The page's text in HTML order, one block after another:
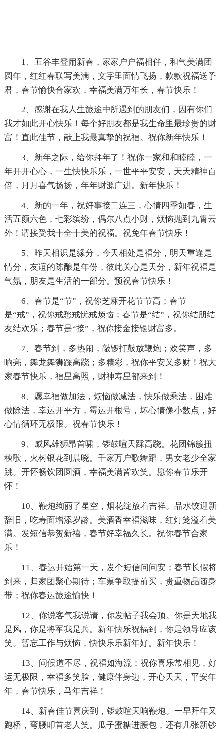
1、五谷丰登闹新春，家家户户福相伴，和气美满团
圆年，红红春联写美满，文字里面情飞扬，款款祝福送予
君，春节愉快合家欢，幸福美满万年长，春节快乐！
2、感谢在我人生旅途中所遇到的朋友们，因有你们
我才如此开心快乐！每个好朋友都是我生命里最珍贵的财
富！直此佳节，献上我最真挚的祝福。祝你新年快乐！
3、新年之际，给你拜年了！祝你一家和和睦睦，一
年开开心心，一生快快乐乐，一世平平安安，天天精神百
倍，月月喜气扬扬，年年财源广进。新年快乐！
4、新的一年，祝好事接二连三，心情四季如春，生
活五颜六色，七彩缤纷，偶尔八点小财，烦恼抛到九霄云
外！请接受我十全十美的祝福。祝免年春节快乐！
5、昨天相识是缘分，今天相处是福分，明天重逢是
情分，友谊的陈酿是年份，彼此关心是天分，新年祝福是
气氛，朋友是生活的一部分。预祝春节快乐！
6、春节是“节”，祝你芝麻开花节节高；春节
是“戒”，祝你戒愁戒忧戒烦恼；春节是“结”，祝你结朋结
友结欢乐；春节是“接”，祝你接金接银财富多。
7、春节到，多热闹，敲锣打鼓放鞭炮；欢笑声，多
响亮，舞龙舞狮踩高跷；多精彩，祝你平安又多财！祝大
家春节快乐，福星高照，财神寿星都来到！
8、愿幸福做加法，烦恼做减法，快乐做乘法，困难
做除法，幸运开平方，霉运开根号，坏心情像小数点，好
心情循环无极限。祝春节快乐！
9、威风雄狮昂首啸，锣鼓喧天踩高跷。花团锦簇扭
秧歌，火树银花到晨晓。千家万户歌舞蹈，男女老少全家
跳。开怀畅饮团圆酒，幸福美满皆欢笑。愿你春节乐开
怀！
10、鞭炮绚丽了星空，烟花绽放着吉祥。品水饺迎新
辞旧，吃寿面增添岁龄。美酒香幸福滋味，红灯笼溢着美
满。发短信恭贺新禧，春节好幸福久长。祝你春节合家
乐！
11、春运开始第一天，发个短信问问安；春节长假将
到来，归家团聚心期待；车票争取提前买，贵重物品随身
带；祝你春运旅途愉快！
12、你说客气我说请，你发帖子我会顶。你是天地我
是风，你是将军我是兵。新年快乐祝福到，你是领导应该
笑。暂忘工作与烦恼，快快乐乐新年好。新年快乐！
13、问候道不尽，祝福如海流：祝你喜乐常相见，好
运无极限，幸福多笑脸，健康伴身边，开心天天，平安年
年，春节快乐，马年吉祥！
14、新春佳节喜庆到，锣鼓喧天响鞭炮。一早拜年又
跑桥，弯腰叩首老人笑。瓜子蜜糖进腰包，还有几张新钞